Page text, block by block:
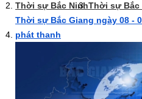
Thời sự Bắc NinhThời sự Bắc
Thời sự Bắc Giang ngày 08 -
phát thanh